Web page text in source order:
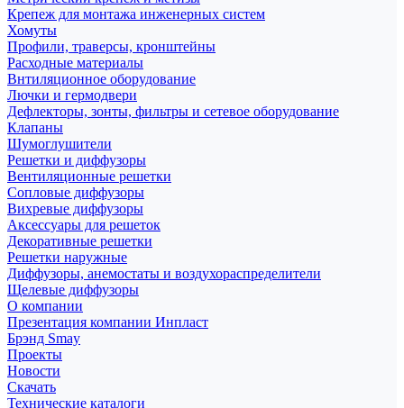
Крепеж для монтажа инженерных систем
Хомуты
Профили, траверсы, кронштейны
Расходные материалы
Внтиляционное оборудование
Лючки и гермодвери
Дефлекторы, зонты, фильтры и сетевое оборудование
Клапаны
Шумоглушители
Решетки и диффузоры
Вентиляционные решетки
Сопловые диффузоры
Вихревые диффузоры
Аксессуары для решеток
Декоративные решетки
Решетки наружные
Диффузоры, анемостаты и воздухораспределители
Щелевые диффузоры
О компании
Презентация компании Инпласт
Брэнд Smay
Проекты
Новости
Скачать
Технические каталоги